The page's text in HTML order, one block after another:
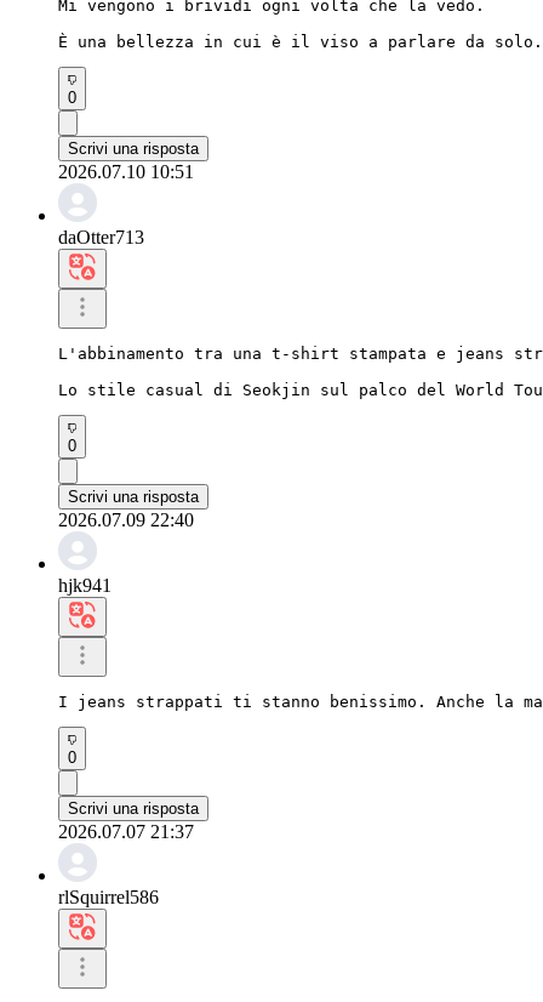
Mi vengono i brividi ogni volta che la vedo.
È una bellezza in cui è il viso a parlare da solo.
0
Scrivi una risposta
2026.07.10 10:51
daOtter713
L'abbinamento tra una t-shirt stampata e jeans
Lo stile casual di Seokjin sul palco del World
0
Scrivi una risposta
2026.07.09 22:40
hjk941
I jeans strappati ti stanno benissimo. Anche la
0
Scrivi una risposta
2026.07.07 21:37
rlSquirrel586